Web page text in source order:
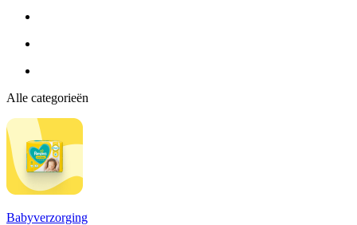
Alle categorieën
Babyverzorging